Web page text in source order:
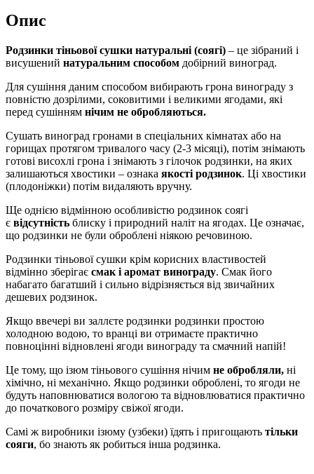
Опис
Родзинки тіньової сушки натуральні (соягі) – це зібраний і
висушений натуральним способом добірний виноград.
Для сушіння даним способом вибирають грона винограду з
повністю дозрілими, соковитими і великими ягодами, які
перед сушінням нічим не обробляються.
Сушать виноград гронами в спеціальних кімнатах або на
горищах протягом тривалого часу (2-3 місяці), потім знімають
готові висохлі грона і знімають з гілочок родзинки, на яких
залишаються хвостики – ознака якості родзинок. Ці хвостики
(плодоніжки) потім видаляють вручну.
Ще однією відмінною особливістю родзинок соягі
є відсутність блиску і природний наліт на ягодах. Це означає,
що родзинки не були оброблені ніякою речовиною.
Родзинки тіньової сушки крім корисних властивостей
відмінно зберігає смак і аромат винограду. Смак його
набагато багатший і сильно відрізняється від звичайних
дешевих родзинок.
Якщо ввечері ви заллєте родзинки родзинки простою
холодною водою, то вранці ви отримаєте практично
повноцінні відновлені ягоди винограду та смачний напій!
Це тому, що ізюм тіньового сушіння нічим не обробляли, ні
хімічно, ні механічно. Якщо родзинки оброблені, то ягоди не
будуть наповнюватися вологою та відновлюватися практично
до початкового розміру свіжої ягоди.
Самі ж виробники ізюму (узбеки) їдять і пригощають тільки
сояги, бо знають як робиться інша родзинка.